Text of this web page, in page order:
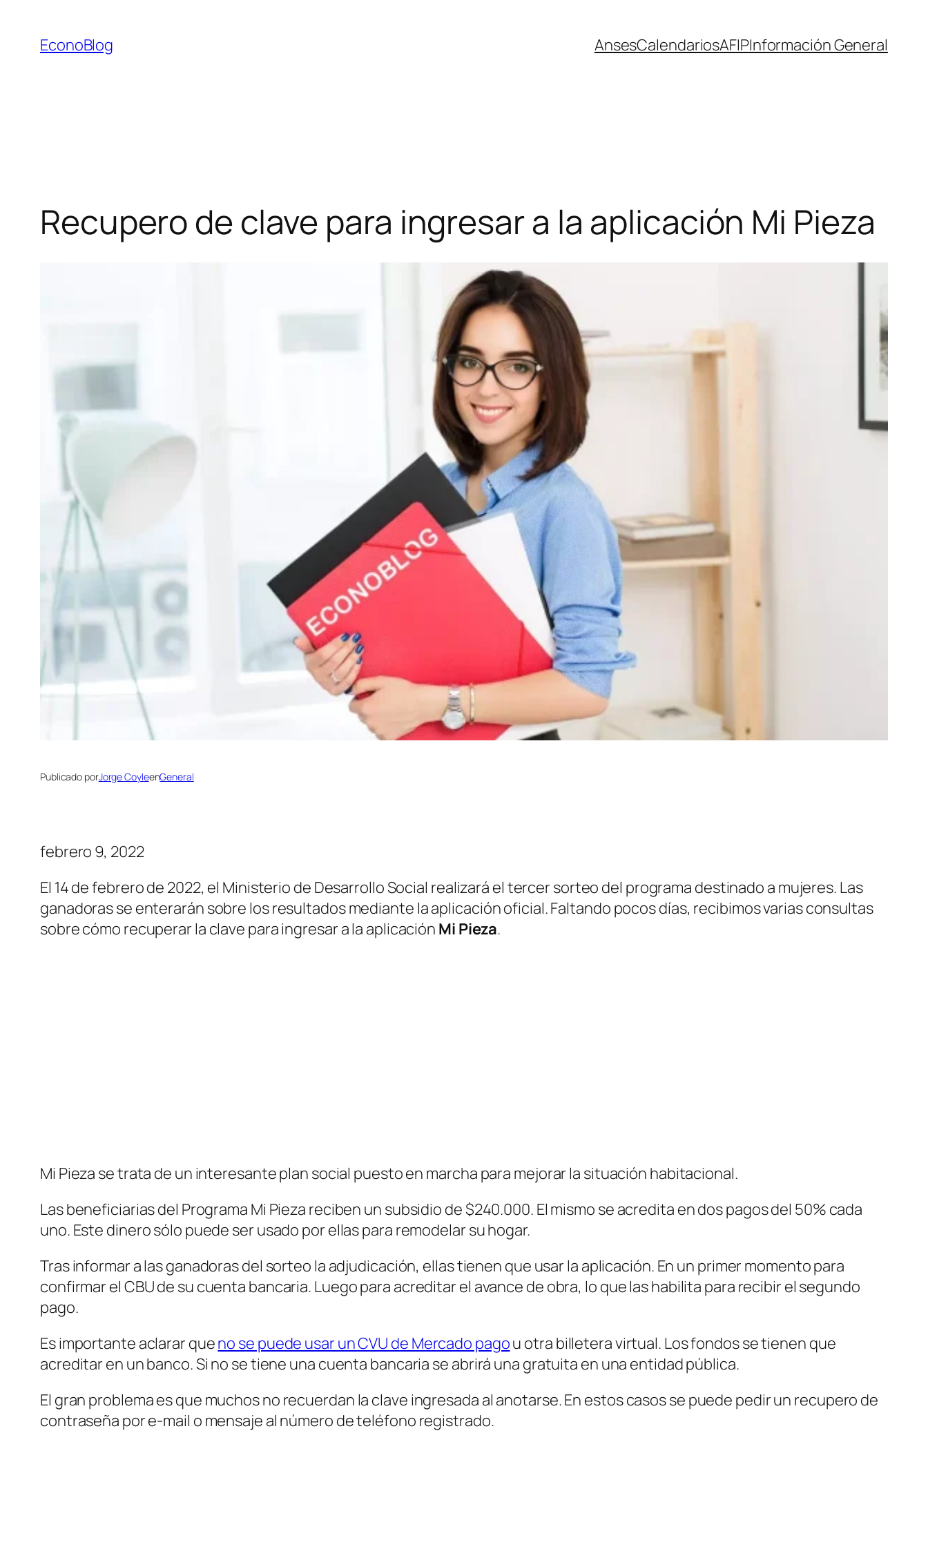
contenido
EconoBlog AnsesCalendariosAFIPInformación General
Recupero de clave para ingresar a la aplicación Mi Pieza
Publicado porJorge CoyleenGeneral
febrero 9, 2022
El 14 de febrero de 2022, el Ministerio de Desarrollo Social realizará el tercer sorteo del programa destinado a mujeres. Las
ganadoras se enterarán sobre los resultados mediante la aplicación oficial. Faltando pocos días, recibimos varias consultas
sobre cómo recuperar la clave para ingresar a la aplicación Mi Pieza.
Mi Pieza se trata de un interesante plan social puesto en marcha para mejorar la situación habitacional.
Las beneficiarias del Programa Mi Pieza reciben un subsidio de $240.000. El mismo se acredita en dos pagos del 50% cada
uno. Este dinero sólo puede ser usado por ellas para remodelar su hogar.
Tras informar a las ganadoras del sorteo la adjudicación, ellas tienen que usar la aplicación. En un primer momento para
confirmar el CBU de su cuenta bancaria. Luego para acreditar el avance de obra, lo que las habilita para recibir el segundo
pago.
Es importante aclarar queno se puede usar un CVU de Mercado pagou otra billetera virtual. Los fondos se tienen que
acreditar en un banco. Si no se tiene una cuenta bancaria se abrirá una gratuita en una entidad pública.
El gran problema es que muchos no recuerdan la clave ingresada al anotarse. En estos casos se puede pedir un recupero de
contraseña por e-mail o mensaje al número de teléfono registrado.